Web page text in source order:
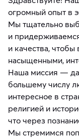
огромный опыт в
Мы тщательно
и
и качества,
насыщенными,
Наша миссия —
большему числу
интересное в
религией и
что через
Мы стремимся